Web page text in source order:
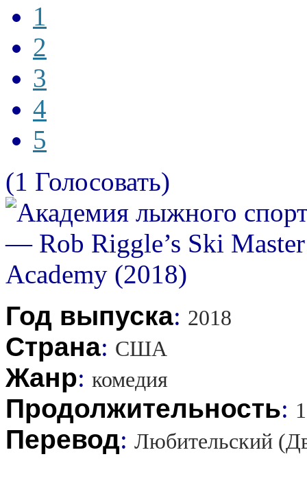
1
2
3
4
5
(1 Голосовать)
Год выпуска: 2018
Страна: США
Жанр: комедия
Продолжительность:
Перевод: Любительский